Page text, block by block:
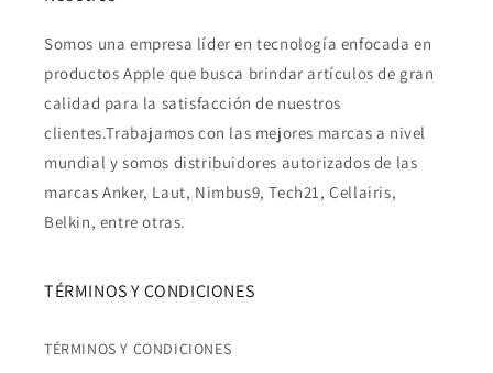
Somos una empresa líder en tecnología enfocada en
productos Apple que busca brindar artículos de gran
calidad para la satisfacción de nuestros
clientes.Trabajamos con las mejores marcas a nivel
mundial y somos distribuidores autorizados de las
marcas Anker, Laut, Nimbus9, Tech21, Cellairis,
Belkin, entre otras.
TÉRMINOS Y CONDICIONES
TÉRMINOS Y CONDICIONES